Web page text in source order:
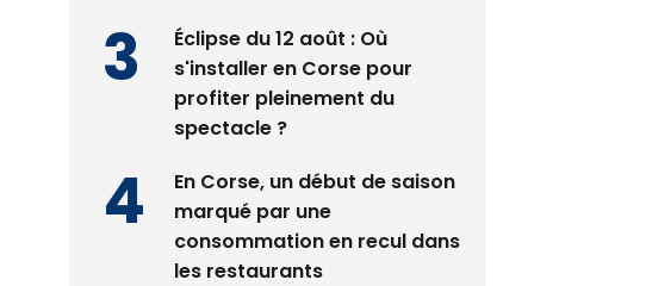
Éclipse du 12 août : Où
s'installer en Corse pour
profiter pleinement du
spectacle ?
En Corse, un début de saison
marqué par une
consommation en recul dans
les restaurants